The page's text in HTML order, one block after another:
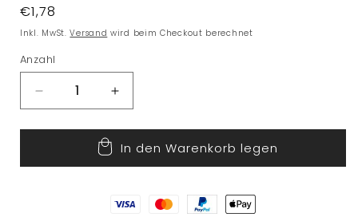
Normaler
Preis
€1,78
Inkl. MwSt.Versand wird beim Checkout berechnet
Anzahl
Verringere
die
Menge
Draht
Erhöhe
die
Menge
für
Draht
Meter
In den Warenkorb legen